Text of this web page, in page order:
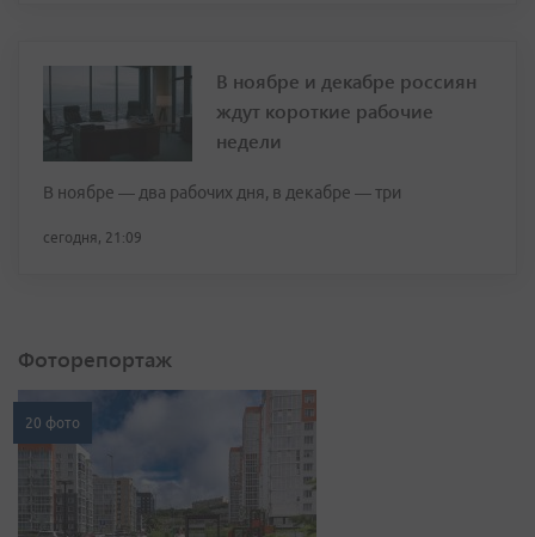
В ноябре и декабре россиян
ждут короткие рабочие
недели
В ноябре — два рабочих дня, в декабре — три
сегодня, 21:09
Фоторепортаж
20 фото